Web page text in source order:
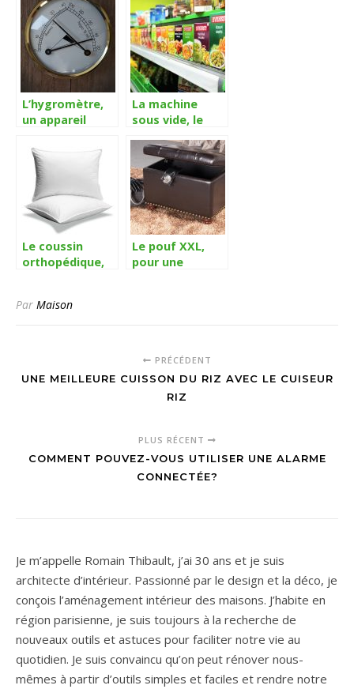
pliantes
débarrasser
rapidement des
feuilles mortes
L’hygromètre,
un appareil
approprié pour
la mesure du
taux d’humidité
La machine
sous vide, le
aliments
Le coussin
orthopédique,
Le pouf XXL,
pour une
Par Maison
PRÉCÉDENT
UNE MEILLEURE CUISSON DU RIZ AVEC LE CUISEUR
RIZ
PLUS RÉCENT
COMMENT POUVEZ-VOUS UTILISER UNE ALARME
CONNECTÉE?
Je m’appelle Romain Thibault, j’ai 30 ans et je suis
architecte d’intérieur. Passionné par le design et la déco, je
conçois l’aménagement intérieur des maisons. J’habite en
région parisienne, je suis toujours à la recherche de
nouveaux outils et astuces pour faciliter notre vie au
quotidien. Je suis convaincu qu’on peut rénover nous-
mêmes à partir d’outils simples et faciles et rendre notre